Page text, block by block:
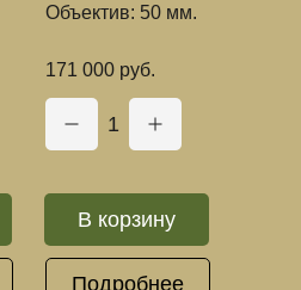
Объектив: 50 мм.
171 000 руб.
1
В корзину
Подробнее